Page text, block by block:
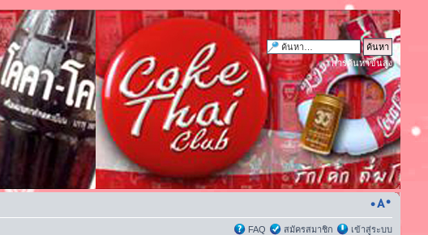
การค้นหาขั้นสูง
FAQ สมัครสมาชิก เข้าสู่ระบบ